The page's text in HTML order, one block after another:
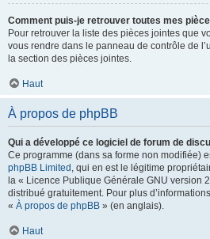
Comment puis-je retrouver toutes mes
Pour retrouver la liste des pièces jointes que
vous rendre dans le panneau de contrôle de
la section des pièces jointes.
Haut
À propos de phpBB
Qui a développé ce logiciel de forum de
Ce programme (dans sa forme non modifiée)
phpBB Limited , qui en est le légitime
la « Licence Publique Générale GNU version
distribué gratuitement. Pour plus
« À propos de phpBB » (en anglais).
Haut